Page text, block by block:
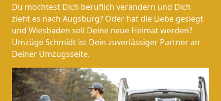
Du möchtest Dich beruflich verändern und Dich
zieht es nach Augsburg? Oder hat die Liebe gesiegt
und Wiesbaden soll Deine neue Heimat werden?
Umzüge Schmidt ist Dein zuverlässiger Partner an
Deiner Umzugsseite.